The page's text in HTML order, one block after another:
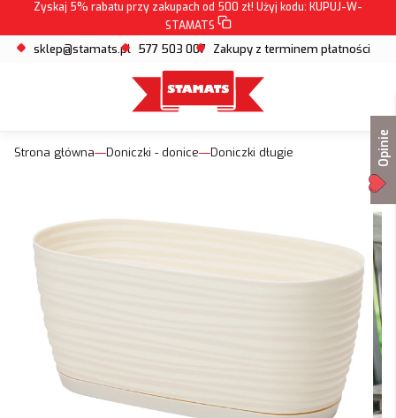
Zyskaj 5% rabatu przy zakupach od 500 zł! Użyj kodu: KUPUJ-W-
STAMATS
sklep@stamats.pl 577 503 007 Zakupy z terminem płatności
Strona główna Doniczki - donice Doniczki długie Opinie